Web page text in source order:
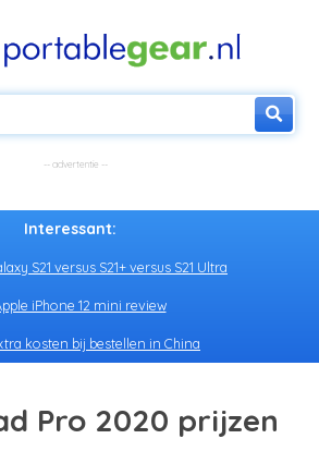
Interessant:
S21 versus S21+ versus S21 Ultra
iPhone 12 mini review
kosten bij bestellen in China
Pro 2020 prijzen